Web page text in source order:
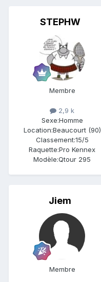
STEPHW
Membre
2,9 k
Sexe:Homme
Location:Beaucourt (90)
Classement:15/5
Raquette:Pro Kennex
Modèle:Qtour 295
Jiem
Membre